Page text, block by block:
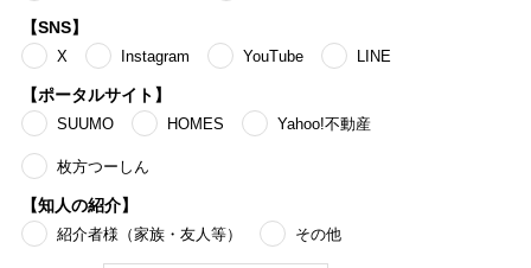
【SNS】
X Instagram YouTube LINE
【ポータルサイト】
SUUMO HOMES Yahoo!不動産
枚方つーしん
【知人の紹介】
紹介者様（家族・友人等） その他